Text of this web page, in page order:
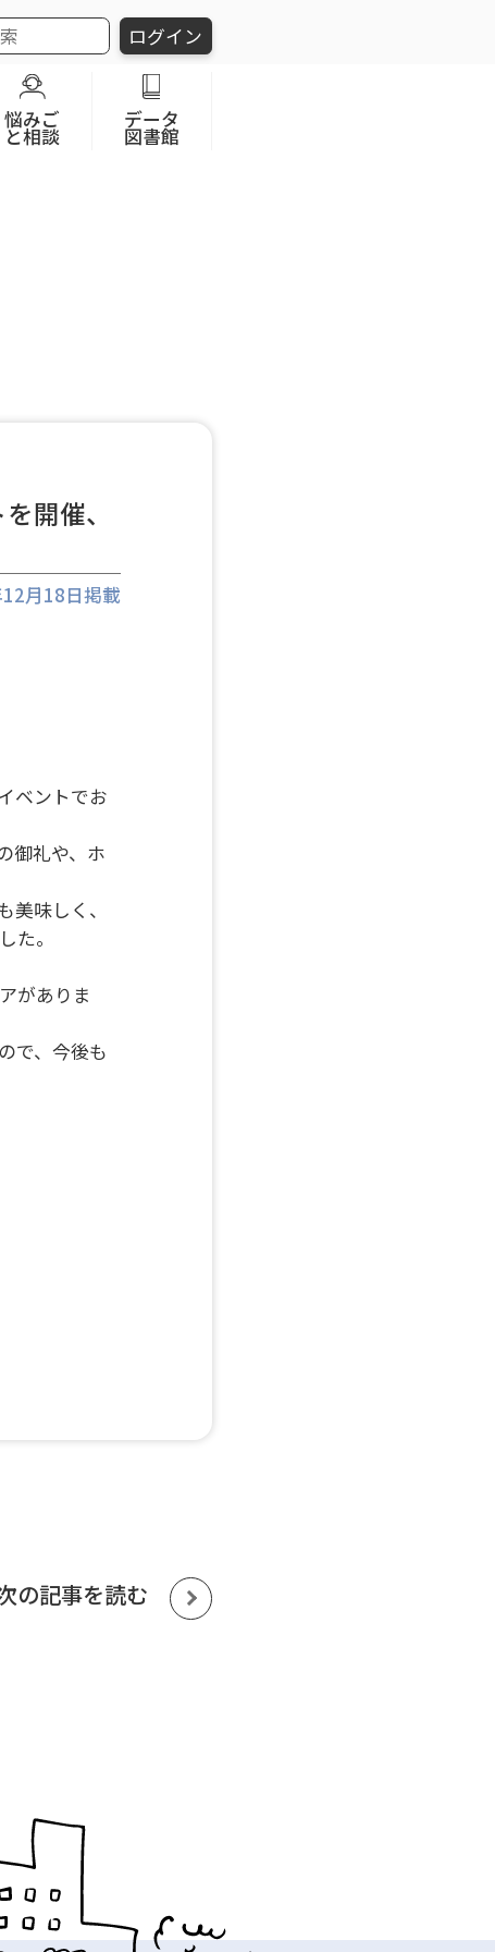
ログイン
悩みご
と相談
データ
図書館
開催、
月18日掲載
ベントでお
御礼や、ホ
味しく、
た。
がありま
で、今後も
の記事を読む